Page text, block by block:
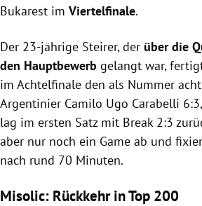
Bukarest im Viertelfinale.
Der 23-jährige Steirer, der über die
den Hauptbewerb gelangt war,
im Achtelfinale den als Nummer
Argentinier Camilo Ugo Carabelli
lag im ersten Satz mit Break 2:3
aber nur noch ein Game ab und
nach rund 70 Minuten.
Misolic: Rückkehr in Top 200